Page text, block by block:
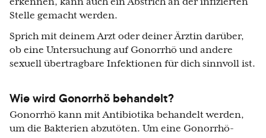
Stelle gemacht werden.
Sprich mit deinem Arzt oder deiner Ärztin darüber,
ob eine Untersuchung auf Gonorrhö und andere
sexuell übertragbare Infektionen für dich sinnvoll ist.
Wie wird Gonorrhö behandelt?
Gonorrhö kann mit Antibiotika behandelt werden,
um die Bakterien abzutöten. Um eine Gonorrhö-